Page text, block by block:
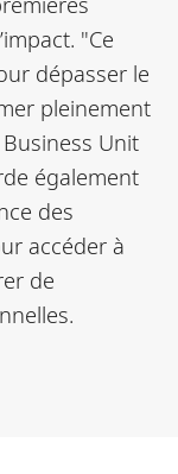
"Ce
dépasser le
pleinement
Unit
également
des
accéder à
de